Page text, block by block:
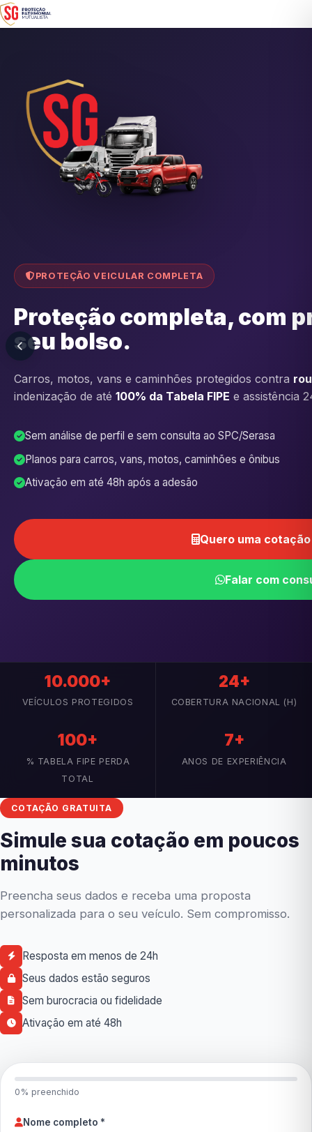
PROTEÇÃO VEICULAR COMPLETA
Proteção completa, com
seu bolso.
Carros, motos, vans e caminhões protegidos contra
indenização de até 100% da Tabela FIPE e assistência
Sem análise de perfil e sem consulta ao SPC/Serasa
Planos para carros, vans, motos, caminhões e ônibus
Ativação em até 48h após a adesão
Quero uma
Falar com
10.000+
VEÍCULOS PROTEGIDOS
24+
COBERTURA NACIONAL (H)
100+
% TABELA FIPE PERDA
TOTAL
7+
ANOS DE EXPERIÊNCIA
COTAÇÃO GRATUITA
Simule sua cotação em poucos
minutos
Preencha seus dados e receba uma proposta
personalizada para o seu veículo. Sem compromisso.
Resposta em menos de 24h
Seus dados estão seguros
Sem burocracia ou fidelidade
Ativação em até 48h
0% preenchido
Nome completo *